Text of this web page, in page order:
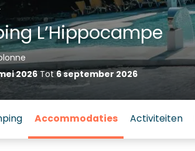
L’Hippocampe
2026Tot6 september 2026
Accommodaties Activiteiten